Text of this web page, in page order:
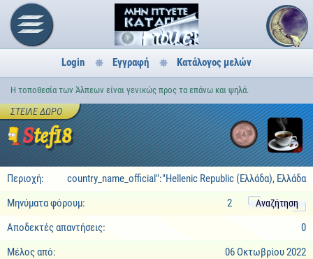
Login Εγγραφή Κατάλογος μελών
Η τοποθεσία των Άλπεων είναι γενικώς προς τα επάνω και ψηλά.
Stef18 4
ΣΤΕΊΛΕ ΔΏΡΟ
Περιοχή:
country_name_official":"Hellenic Republic (Ελλάδα), Ελλάδα
Μηνύματα φόρουμ:
2 Αναζήτηση
Αποδεκτές απαντήσεις:
0
Μέλος από:
06 Οκτωβρίου 2022